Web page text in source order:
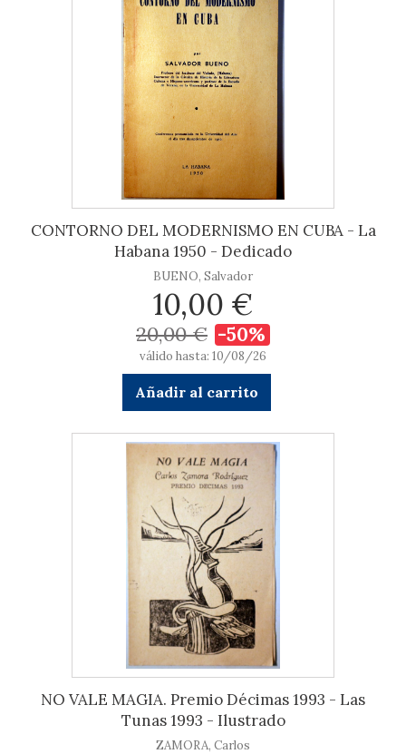
CONTORNO DEL MODERNISMO EN CUBA - La
Habana 1950 - Dedicado
BUENO, Salvador
10,00 €
20,00 € -50%
válido hasta: 10/08/26
Añadir al carrito
NO VALE MAGIA. Premio Décimas 1993 - Las
Tunas 1993 - Ilustrado
ZAMORA, Carlos